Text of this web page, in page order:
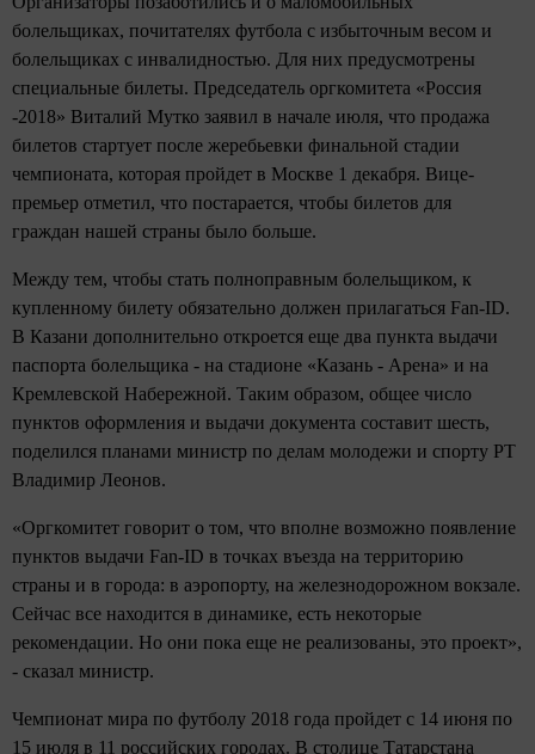
болельщиках, почитателях футбола с избыточным весом и
болельщиках с инвалидностью. Для них предусмотрены
специальные билеты. Председатель оргкомитета «Россия
-2018» Виталий Мутко заявил в начале июля, что продажа
билетов стартует после жеребьевки финальной стадии
чемпионата, которая пройдет в Москве 1 декабря. Вице-
премьер отметил, что постарается, чтобы билетов для
граждан нашей страны было больше.
Между тем, чтобы стать полноправным болельщиком, к
купленному билету обязательно должен прилагаться Fan-ID.
В Казани дополнительно откроется еще два пункта выдачи
паспорта болельщика - на стадионе «Казань - Арена» и на
Кремлевской Набережной. Таким образом, общее число
пунктов оформления и выдачи документа составит шесть,
поделился планами министр по делам молодежи и спорту РТ
Владимир Леонов.
«Оргкомитет говорит о том, что вполне возможно появление
пунктов выдачи Fan-ID в точках въезда на территорию
страны и в города: в аэропорту, на железнодорожном вокзале.
Сейчас все находится в динамике, есть некоторые
рекомендации. Но они пока еще не реализованы, это проект»,
- сказал министр.
Чемпионат мира по футболу 2018 года пройдет с 14 июня по
15 июля в 11 российских городах. В столице Татарстана